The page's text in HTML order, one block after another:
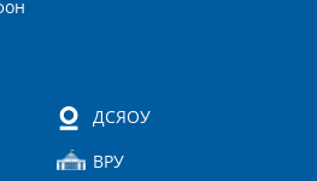
ДСЯОУ
ВРУ